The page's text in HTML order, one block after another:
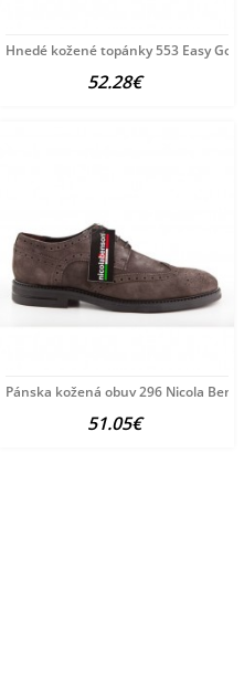
Šedá, 44
Hnedé kožené topánky 553 Easy
52.28€
40
Pánska kožená obuv 296 Nicola
51.05€